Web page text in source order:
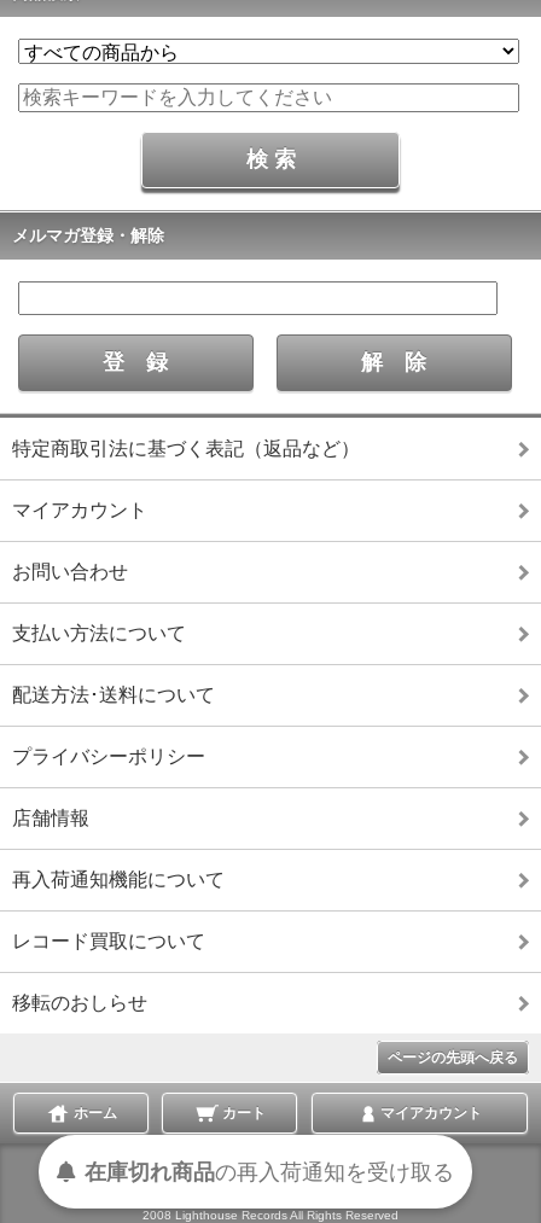
メルマガ登録・解除
特定商取引法に基づく表記（返品など）
マイアカウント
お問い合わせ
支払い方法について
配送方法･送料について
プライバシーポリシー
店舗情報
再入荷通知機能について
レコード買取について
移転のおしらせ
ページの先頭へ戻る
ホーム カート マイアカウント
表示切替 :スマートフォン|PC版
2008 Lighthouse Records All Rights Reserved
在庫切れ商品の再入荷通知を受け取る